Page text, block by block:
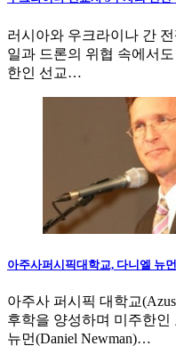
러시아와 우크라이나 간
일과 드론의 위협 속에서
한인 선교…
아주사퍼시픽대학교, 다니엘 뉴
아주사 퍼시픽 대학교
후학을 양성하며 미주한
뉴먼(Daniel Newman)…